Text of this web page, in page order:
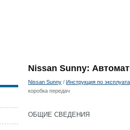
Nissan Sunny:
Nissan Sunny / Инструкция по
коробка передач
ОБЩИЕ СВЕДЕНИЯ